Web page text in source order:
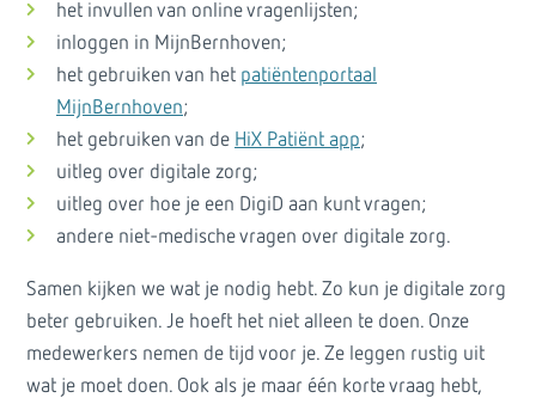
het invullen van online vragenlijsten;
inloggen in MijnBernhoven;
het gebruiken van het patiëntenportaal
MijnBernhoven;
het gebruiken van de HiX Patiënt app;
uitleg over digitale zorg;
uitleg over hoe je een DigiD aan kunt vragen;
andere niet-medische vragen over digitale zorg.
Samen kijken we wat je nodig hebt. Zo kun je digitale zorg
beter gebruiken. Je hoeft het niet alleen te doen. Onze
medewerkers nemen de tijd voor je. Ze leggen rustig uit
wat je moet doen. Ook als je maar één korte vraag hebt,